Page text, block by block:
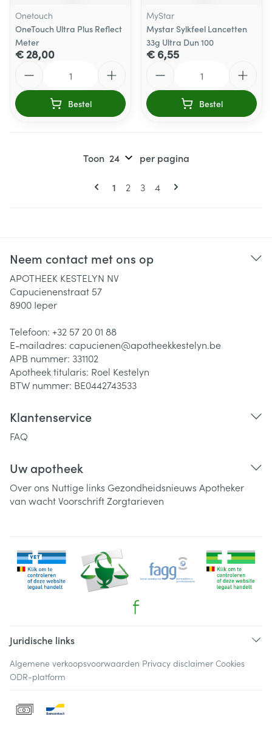
Onetouch
OneTouch Ultra Plus Reflect
Meter
€ 28,00
Bestel
MyStar
Mystar Sylkfeel Lancetten
33g Ultra Dun 100
€ 6,55
Bestel
Pagina's
U lees momenteel pagina
1 Pagina
2 Pagina
3 Pagina
4
Toon per pagina
Neem contact met ons op
APOTHEEK KESTELYN NV
Capucienenstraat 57
8900 Ieper
Telefoon: +32 57 20 01 88
E-mailadres: capucienen@apotheekkestelyn.be
APB nummer: 331102
Apotheek titularis: Roel Kestelyn
BTW nummer: BE0442743533
Klantenservice
FAQ
Uw apotheek
Over ons Nuttige links Gezondheidsnieuws Apotheker
van wachtVoorschriftZorgtarieven
Juridische links
Algemene verkoopsvoorwaarden Privacy disclaimer Cookies
ODR-platform